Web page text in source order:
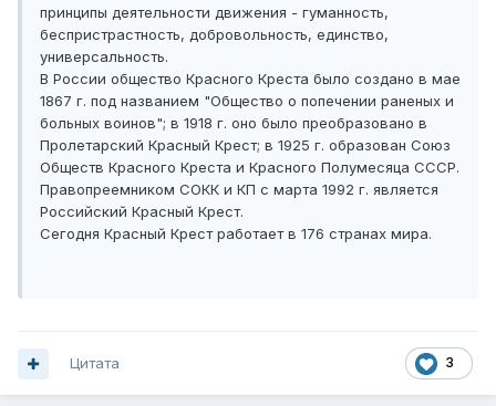
принципы деятельности движения - гуманность,
беспристрастность, добровольность, единство,
универсальность.
В России общество Красного Креста было создано в мае
1867 г. под названием "Общество о попечении раненых и
больных воинов"; в 1918 г. оно было преобразовано в
Пролетарский Красный Крест; в 1925 г. образован Союз
Обществ Красного Креста и Красного Полумесяца СССР.
Правопреемником СОКК и КП с марта 1992 г. является
Российский Красный Крест.
Сегодня Красный Крест работает в 176 странах мира.
3
Цитата